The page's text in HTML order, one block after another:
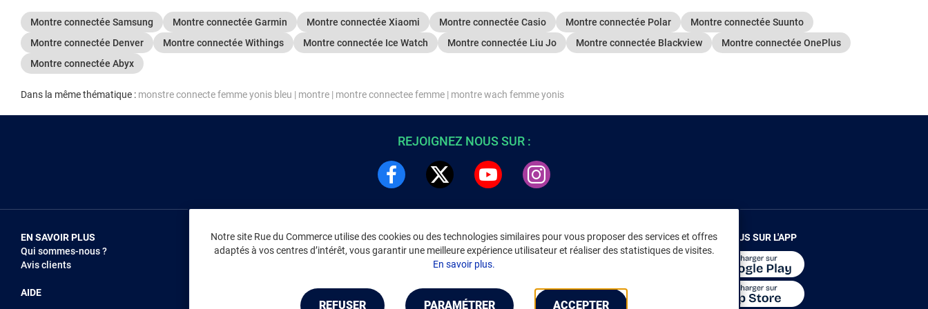
Montre connectée Samsung Montre connectée Garmin Montre connectée Xiaomi Montre connectée Casio Montre connectée Polar
Montre connectée Suunto
Montre connectée Denver
Montre connectée Withings Montre connectée Ice Watch Montre connectée Liu Jo Montre connectée Blackview
Montre connectée OnePlus
Montre connectée Abyx
Dans la même thématique : monstre connecte femme yonis bleu | montre | montre connectee femme | montre wach femme yonis
Notre site Rue du Commerce utilise des cookies ou des technologies similaires pour vous proposer des services et offres
adaptés à vos centres d’intérêt, vous garantir une meilleure expérience utilisateur et réaliser des statistiques de visites.
En savoir plus.
REFUSER PARAMÉTRER ACCEPTER
REJOIGNEZ NOUS SUR :
EN SAVOIR PLUS
Qui sommes-nous ?
Avis clients
AIDE
NOUS REJOINDRE
Vendez sur RDC
INFORMATIONS LÉGALES
Environnement
CGV/CGU Marketplace
Gérer mes cookies
Mentions légales
RENDEZ-VOUS SUR L'APP